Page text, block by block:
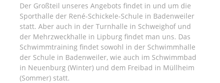
Der Großteil unseres Angebots findet in und um die
Sporthalle der René-Schickele-Schule in Badenweiler
statt. Aber auch in der Turnhalle in Schweighof und
der Mehrzweckhalle in Lipburg findet man uns. Das
Schwimmtraining findet sowohl in der Schwimmhalle
der Schule in Badenweiler, wie auch im Schwimmbad
in Neuenburg (Winter) und dem Freibad in Müllheim
(Sommer) statt.